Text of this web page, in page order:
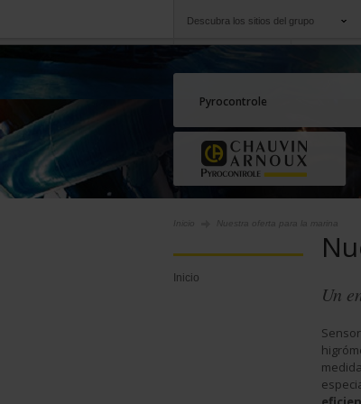
Descubra los sitios del grupo
Chauvin Arnoux
Una oferta
Pyrocontrole
Inicio Nuestra oferta para la marina
Inicio
Un